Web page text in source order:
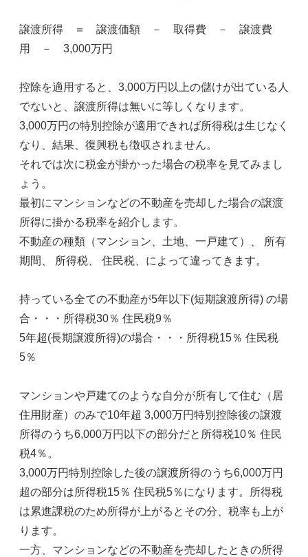
譲渡所得 ＝ 譲渡価額 － 取得費 － 譲渡費
用 － 3,000万円
控除を適用すると、3,000万円以上の儲けが出ている人
でないと、譲渡所得は無いに等しくなります。
3,000万円の特別控除が適用できれば所得税は生じなく
なり、結果、復興税も徴収されません。
それでは次に税金が掛かった場合の税率を見てみまし
ょう。
最初にマンションなどの不動産を売却した場合の譲渡
所得に掛かる税率を紹介します。
不動産の種類（マンション、土地、一戸建て）、 所有
期間、 所得税、 住民税、によって違ってきます。
持っている全ての不動産が5年以下(短期譲渡所得) の場
合・・・所得税30％ 住民税9％
5年超(長期譲渡所得)の場合・・・所得税15％ 住民税
5％
マンションや戸建てのような自分が所有して住む（居
住用財産）のみで10年超 3,000万円特別控除後の譲渡
所得のうち6,000万円以下の部分だと所得税10％ 住民
税4％。
3,000万円特別控除した後の譲渡所得のうち6,000万円
超の部分は所得税15％ 住民税5％になります。所得税
は累進課税のため所得が上がるとその分、税率も上が
ります。
一方、マンションなどの不動産を売却したときの所得